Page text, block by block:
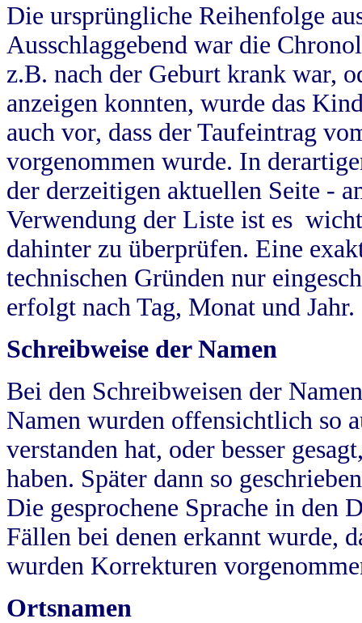
Die ursprüngliche Reihenfolge
Ausschlaggebend war die
z.B. nach der Geburt krank war,
anzeigen konnten, wurde das
auch vor, dass der Taufeintrag
vorgenommen wurde. In
der derzeitigen aktuellen Seite -
Verwendung der Liste ist es
dahinter zu überprüfen. Eine
technischen Gründen nur
erfolgt nach Tag, Monat und Jahr.
Schreibweise der Namen
Bei den Schreibweisen der
Namen wurden offensichtlich so
verstanden hat, oder besser
haben. Später dann so
Die gesprochene Sprache in
Fällen bei denen erkannt wurde,
wurden Korrekturen
Ortsnamen